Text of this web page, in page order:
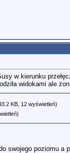
w kierunku
widokami ale
KB, 12 wyświetleń)
swojego poziomu a